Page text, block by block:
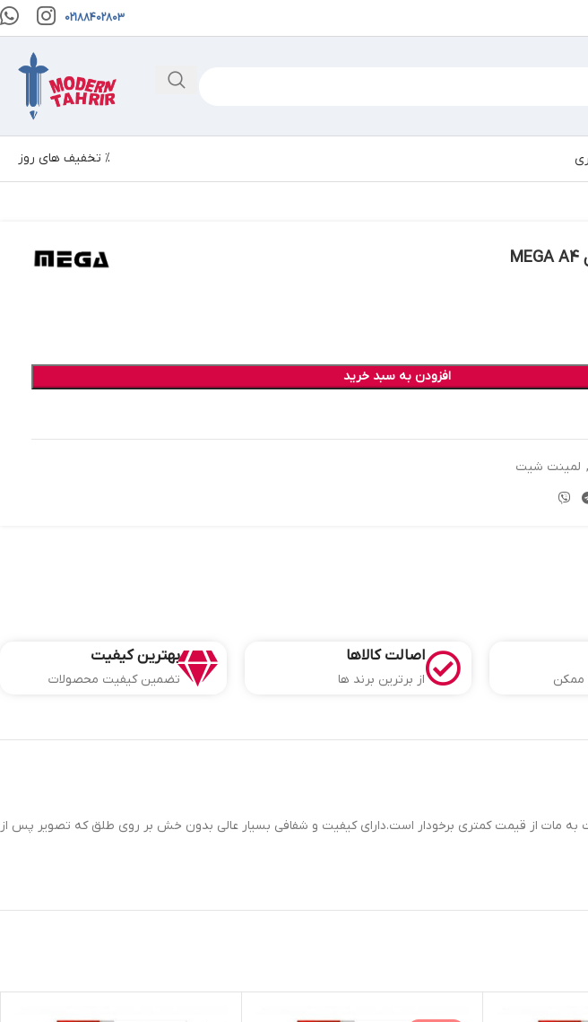
02188402803
% تخفیف های روز
افزودن به سبد خرید
, لمینت شیت
ممکن
اصالت کالاها
از برترین برند ها
بهترین کیفیت
تضمین کیفیت محصولات
به مات از قیمت کمتری برخودار است.دارای کیفیت و شفافی بسیار عالی بدون خش بر روی طلق که تصویر پس از